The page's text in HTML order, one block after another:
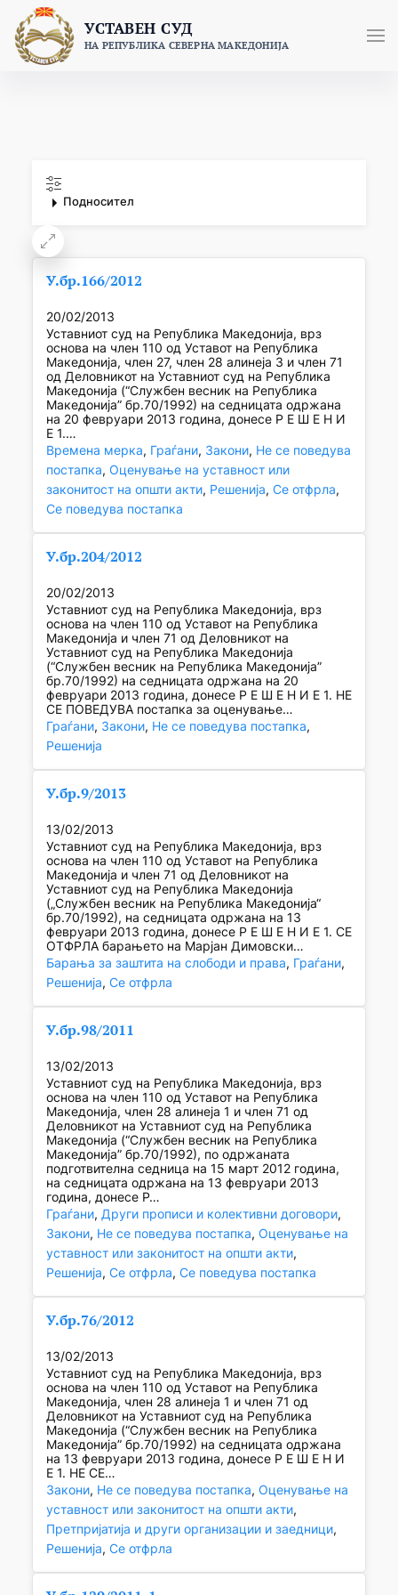
content
УСТАВЕН СУД
НА РЕПУБЛИКА СЕВЕРНА МАКЕДОНИЈА
Подносител
У.бр.166/2012
20/02/2013
Уставниот суд на Република Македонија, врз
основа на член 110 од Уставот на Република
Македонија, член 27, член 28 алинеја 3 и член 71
од Деловникот на Уставниот суд на Република
Македонија (“Службен весник на Република
Македонија” бр.70/1992) на седницата одржана
на 20 февруари 2013 година, донесе Р Е Ш Е Н И
Е 1.…
Времена мерка, Граѓани, Закони, Не се поведува
постапка, Оценување на уставност или
законитост на општи акти, Решенија, Се отфрла
Се поведува постапка
У.бр.204/2012
20/02/2013
Уставниот суд на Република Македонија, врз
основа на член 110 од Уставот на Република
Македонија и член 71 од Деловникот на
Уставниот суд на Република Македонија
(“Службен весник на Република Македонија”
бр.70/1992) на седницата одржана на 20
февруари 2013 година, донесе Р Е Ш Е Н И Е 1. НЕ
СЕ ПОВЕДУВА постапка за оценување…
Граѓани, Закони, Не се поведува постапка
Решенија
У.бр.9/2013
13/02/2013
Уставниот суд на Република Македонија, врз
основа на член 110 од Уставот на Република
Македонија и член 71 од Деловникот на
Уставниот суд на Република Македонија
(„Службен весник на Република Македонија“
бр.70/1992), на седницата одржана на 13
февруари 2013 година, донесе Р Е Ш Е Н И Е 1. СЕ
ОТФРЛА барањето на Марјан Димовски…
Барања за заштита на слободи и права, Граѓани
Решенија, Се отфрла
У.бр.98/2011
13/02/2013
Уставниот суд на Република Македонија, врз
основа на член 110 од Уставот на Република
Македонија, член 28 алинеja 1 и член 71 од
Деловникот на Уставниот суд на Република
Македонија (“Службен весник на Република
Македонија” бр.70/1992), по одржаната
подготвителна седница на 15 март 2012 година,
на седницата одржана на 13 февруари 2013
година, донесе Р…
Граѓани, Други прописи и колективни договори
Закони, Не се поведува постапка, Оценување на
уставност или законитост на општи акти
Решенија, Се отфрла, Се поведува постапка
У.бр.76/2012
13/02/2013
Уставниот суд на Република Македонија, врз
основа на член 110 од Уставот на Република
Македонија, член 28 алинеја 1 и член 71 од
Деловникот на Уставниот суд на Република
Македонија (“Службен весник на Република
Македонија” бр.70/1992) на седницата одржана
на 13 февруари 2013 година, донесе Р Е Ш Е Н И
Е 1. НЕ СЕ…
Закони, Не се поведува постапка, Оценување на
уставност или законитост на општи акти
Претпријатија и други организации и заедници
Решенија, Се отфрла